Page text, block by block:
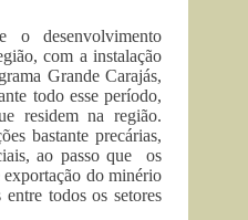
o desenvolvimento
com a instalação
Grande Carajás,
todo esse período,
residem na região.
bastante precárias,
ao passo que os
do minério
todos os setores